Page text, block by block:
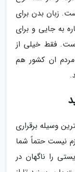
زبان بدن برای
به جایی و برای
فقط خیلی از
مردم ان کشور هم
وسیله برقراری
نیست حتماً شما
را ناگهان در